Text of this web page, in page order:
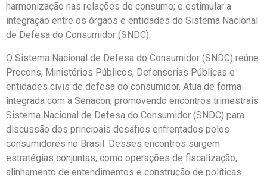
harmonização nas relações de consumo; e estimular a
integração entre os órgãos e entidades do Sistema Nacional
de Defesa do Consumidor (SNDC).
O Sistema Nacional de Defesa do Consumidor (SNDC) reúne
Procons, Ministérios Públicos, Defensorias Públicas e
entidades civis de defesa do consumidor. Atua de forma
integrada com a Senacon, promovendo encontros trimestrais
Sistema Nacional de Defesa do Consumidor (SNDC) para
discussão dos principais desafios enfrentados pelos
consumidores no Brasil. Desses encontros surgem
estratégias conjuntas, como operações de fiscalização,
alinhamento de entendimentos e construção de políticas